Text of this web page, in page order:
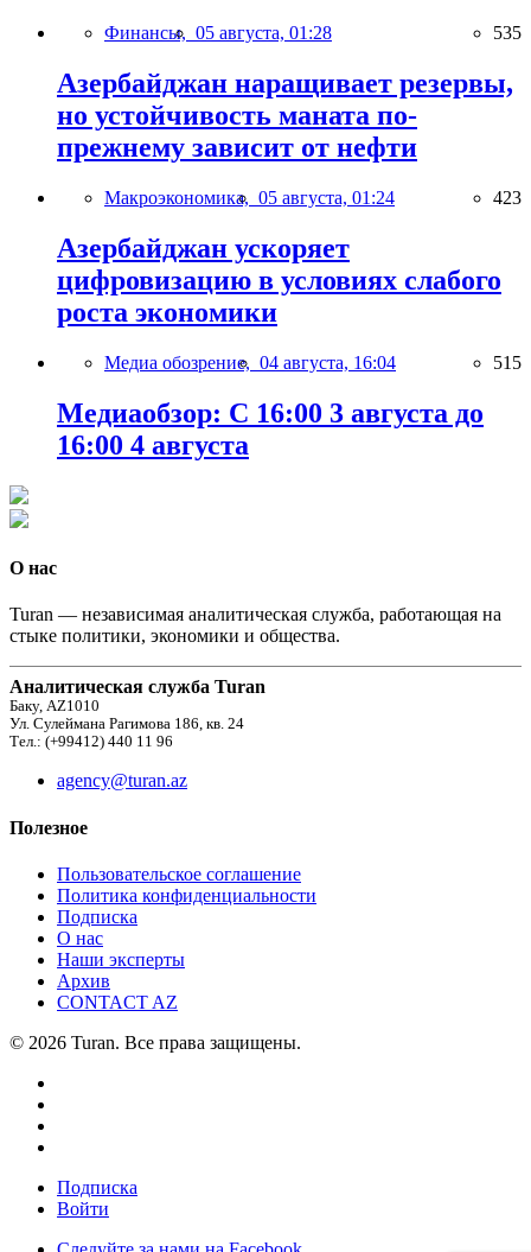
Финансы, 05 августа, 01:28 535
Азербайджан наращивает резервы,
но устойчивость маната по-
прежнему зависит от нефти
Макроэкономика, 05 августа, 01:24 423
Азербайджан ускоряет
цифровизацию в условиях слабого
роста экономики
Медиа обозрение, 04 августа, 16:04 515
Медиаобзор: С 16:00 3 августа до
16:00 4 августа
О нас
Turan — независимая аналитическая служба, работающая на
стыке политики, экономики и общества.
Аналитическая служба Turan
Баку, AZ1010
Ул. Сулеймана Рагимова 186, кв. 24
Тел.: (+99412) 440 11 96
agency@turan.az
Полезное
Пользовательское соглашение
Политика конфиденциальности
Подписка
О нас
Наши эксперты
Архив
CONTACT AZ
© 2026 Turan. Все права защищены.
Подписка
Войти